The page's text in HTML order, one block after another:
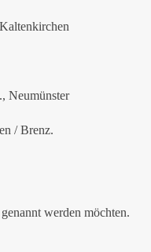
Neumünster
/ Brenz.
werden möchten.